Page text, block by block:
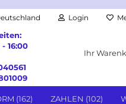
Login
16:00
Ihr
(162) ZAHLEN (102)